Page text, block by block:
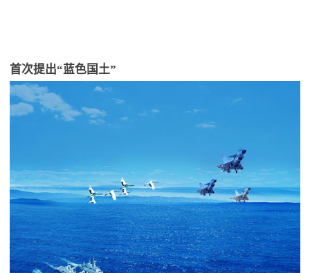
首次提出“蓝色国土”